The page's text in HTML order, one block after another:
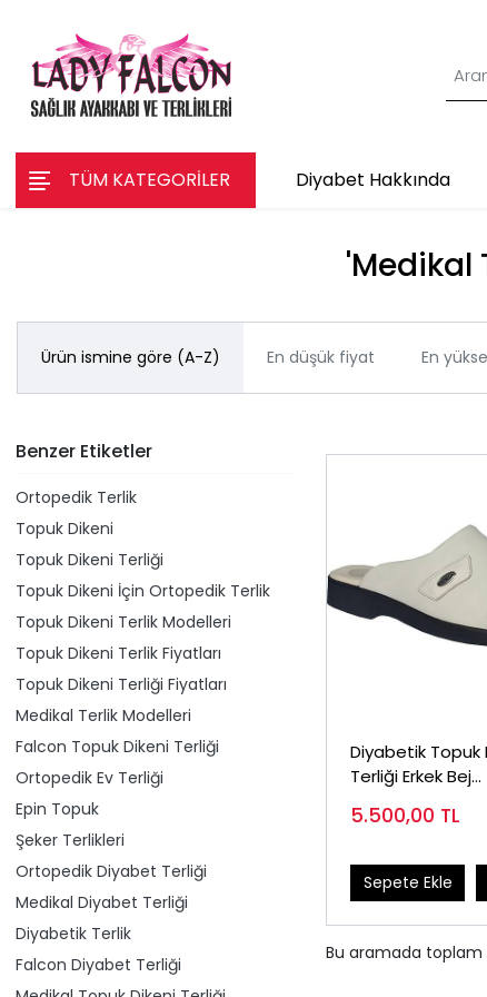
TÜM KATEGORİLER Diyabet Hakkında
'Medikal
Ürün ismine göre (A-Z) En düşük fiyat En
Benzer Etiketler
Ortopedik Terlik
Topuk Dikeni
Topuk Dikeni Terliği
Topuk Dikeni İçin Ortopedik Terlik
Topuk Dikeni Terlik Modelleri
Topuk Dikeni Terlik Fiyatları
Topuk Dikeni Terliği Fiyatları
Medikal Terlik Modelleri
Falcon Topuk Dikeni Terliği
Ortopedik Ev Terliği
Epin Topuk
Şeker Terlikleri
Ortopedik Diyabet Terliği
Medikal Diyabet Terliği
Diyabetik Terlik
Falcon Diyabet Terliği
Diyabetik Topuk
Terliği Erkek Bej
5.500,00 TL
Sepete Ekle
Bu aramada toplam